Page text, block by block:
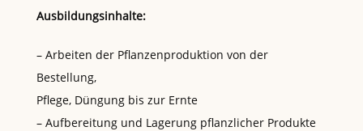
Ausbildungsinhalte:
– Arbeiten der Pflanzenproduktion von der
Bestellung,
Pflege, Düngung bis zur Ernte
– Aufbereitung und Lagerung pflanzlicher Produkte